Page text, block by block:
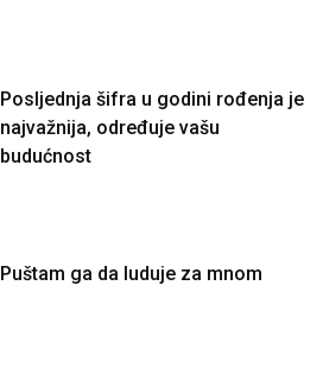
Posljednja šifra u godini rođenja je
najvažnija, određuje vašu
budućnost
Puštam ga da luduje za mnom